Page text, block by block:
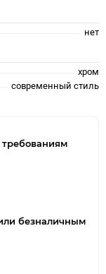
нет
хром
современный стиль
безналичным